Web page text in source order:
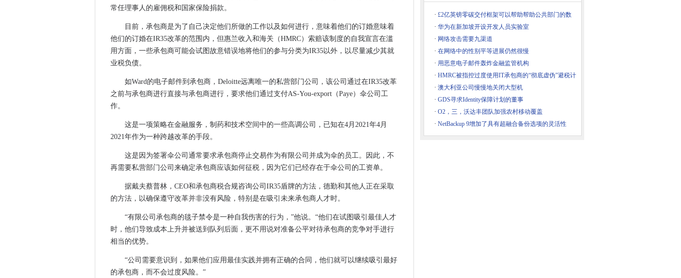
诺基亚加速了使用5G核心技术的Teleenet Cloud Services
在ISS上的HPE：在太空中，没有人可以听到你的CPU球迷
Singtel落在供应链攻击时
HMRC标志重新制作，三年的公共云交易AWS价值940万英镑
在政府更新的教育计划中易于访问的数字技能培训
IR35改革：HMRC否认了“崭露头角”的数据集，这些数据集可以摆脱盗贼球员的伞部门
欧盟设定为倾斜AI平衡，支持公民权利
£2亿英镑零碳交付框架可以帮助帮助公共部门的数据中心变绿
最新的Microsoft结果表明团队和天蓝色的力量
评估英国执法数据充足
CDO暑期学校绘制数据领导者的步骤
华为在新加坡开设开发人员实验室
讨论.IO推出移动屏幕分享应用程序，以了解实时体验
三角形塑造以扩展千兆宽带服务
egregor赎金软件逮捕确认
网络攻击需要九渠道
常任理事人的雇佣税和国家保险捐款。
目前，承包商是为了自己决定他们所做的工作以及如何进行，意味着他们的订婚意味着
他们的订婚在IR35改革的范围内，但惠兰收入和海关（HMRC）索赔该制度的自我宣言在滥
用方面，一些承包商可能会试图故意错误地将他们的参与分类为IR35以外，以尽量减少其就
业税负债。
如Ward的电子邮件到承包商，Deloitte远离唯一的私营部门公司，该公司通过在IR35改革
之前与承包商进行直接与承包商进行，要求他们通过支付AS-You-export（Paye）伞公司工
作。
这是一项策略在金融服务，制药和技术空间中的一些高调公司，已知在4月2021年4月
2021年作为一种跨越改革的手段。
这是因为签署伞公司通常要求承包商停止交易作为有限公司并成为伞的员工。因此，不
再需要私营部门公司来确定承包商应该如何征税，因为它们已经存在于伞公司的工资单。
据戴夫蔡普林，CEO和承包商税合规咨询公司IR35盾牌的方法，德勤和其他人正在采取
的方法，以确保遵守改革并非没有风险，特别是在吸引未来承包商人才时。
“有限公司承包商的毯子禁令是一种自我伤害的行为，”他说。“他们在试图吸引最佳人才
时，他们导致成本上升并被送到队列后面，更不用说对准备公平对待承包商的竞争对手进行
相当的优势。
“公司需要意识到，如果他们应用最佳实践并拥有正确的合同，他们就可以继续吸引最好
的承包商，而不会过度风险。”
· £2亿英镑零碳交付框架可以帮助帮助公共部门的数
· 华为在新加坡开设开发人员实验室
· 网络攻击需要九渠道
· 在网络中的性别平等进展仍然很慢
· 用恶意电子邮件轰炸金融监管机构
· HMRC被指控过度使用IT承包商的“彻底虚伪”避税计
· 澳大利亚公司慢慢地关闭大型机
· GDS寻求Identity保障计划的董事
· O2，三，沃达丰团队加强农村移动覆盖
· NetBackup 9增加了具有超融合备份选项的灵活性